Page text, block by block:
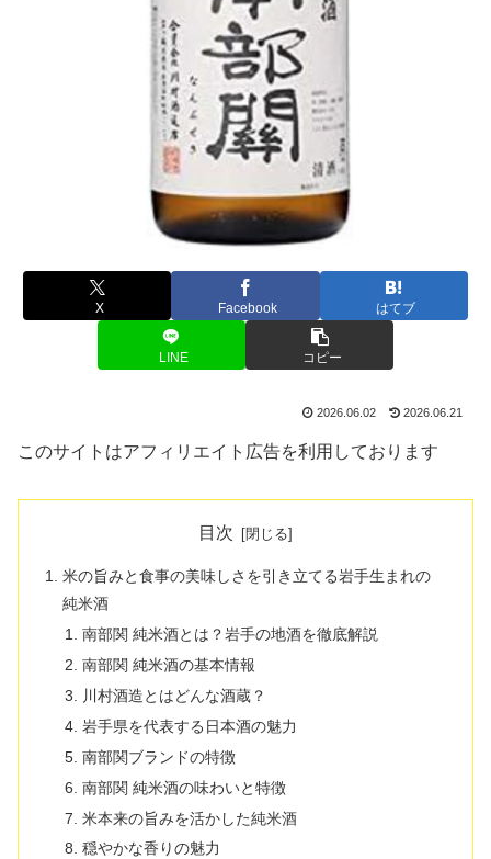
X Facebook はてブ
LINE コピー
2026.06.02 2026.06.21
このサイトはアフィリエイト広告を利用しております
目次
米の旨みと食事の美味しさを引き立てる岩手生まれの
純米酒
南部関 純米酒とは？岩手の地酒を徹底解説
南部関 純米酒の基本情報
川村酒造とはどんな酒蔵？
岩手県を代表する日本酒の魅力
南部関ブランドの特徴
南部関 純米酒の味わいと特徴
米本来の旨みを活かした純米酒
穏やかな香りの魅力